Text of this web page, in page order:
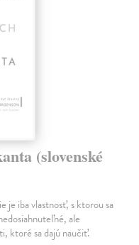
(slovenské
je iba vlastnosť, s ktorou sa
ale
ktoré sa dajú naučiť.